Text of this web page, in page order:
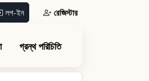
লগ-ইন রেজিস্টার
গ্রন্থ পরিচিতি